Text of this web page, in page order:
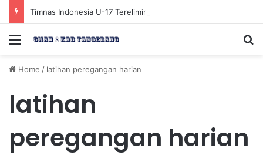
Menu
Home / latihan peregangan harian
latihan
peregangan harian